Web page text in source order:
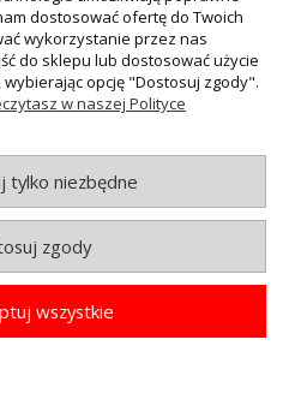
NAS
prawa zastrzeżone.
wersję strony
dostosować ofertę do Twoich
wykorzystanie przez nas
do sklepu lub dostosować użycie
opcję "Dostosuj zgody".
w naszej Polityce
tylko niezbędne
zgody
wszystkie